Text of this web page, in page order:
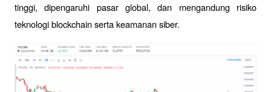
tinggi, dipengaruhi pasar global, dan mengandung risiko
teknologi blockchain serta keamanan siber.